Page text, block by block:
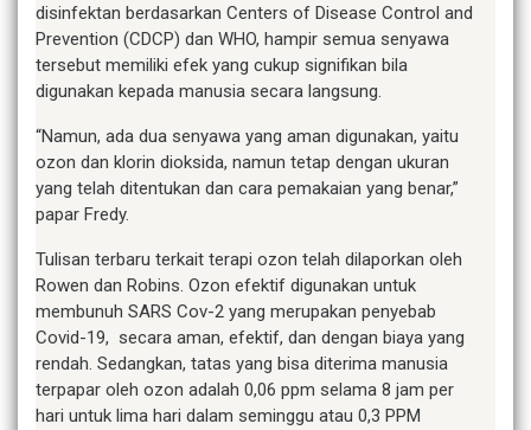
disinfektan berdasarkan Centers of Disease Control and
Prevention (CDCP) dan WHO, hampir semua senyawa
tersebut memiliki efek yang cukup signifikan bila
digunakan kepada manusia secara langsung.
“Namun, ada dua senyawa yang aman digunakan, yaitu
ozon dan klorin dioksida, namun tetap dengan ukuran
yang telah ditentukan dan cara pemakaian yang benar,”
papar Fredy.
Tulisan terbaru terkait terapi ozon telah dilaporkan oleh
Rowen dan Robins. Ozon efektif digunakan untuk
membunuh SARS Cov-2 yang merupakan penyebab
Covid-19, secara aman, efektif, dan dengan biaya yang
rendah. Sedangkan, tatas yang bisa diterima manusia
terpapar oleh ozon adalah 0,06 ppm selama 8 jam per
hari untuk lima hari dalam seminggu atau 0,3 PPM